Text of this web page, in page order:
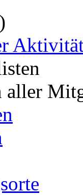
aller